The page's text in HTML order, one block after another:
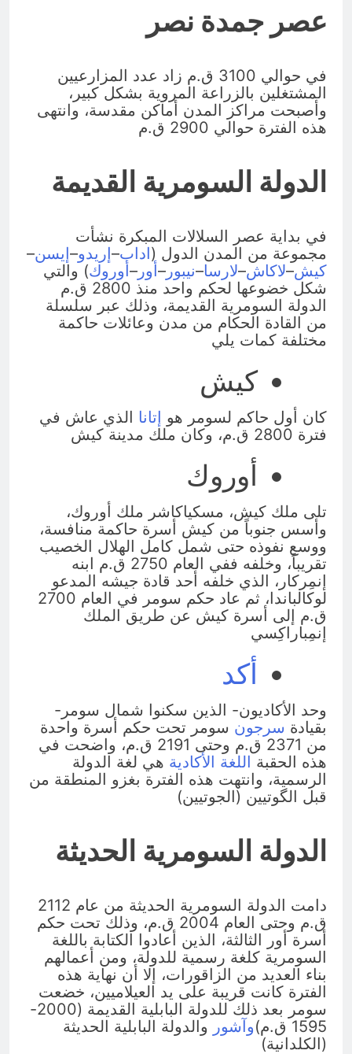
عصر جمدة نصر
في حوالي 3100 ق.م زاد عدد المزارعيين
المشتغلين بالزراعة المروية بشكل كبير،
وأصبحت مراكز المدن أماكن مقدسة، وانتهى
هذه الفترة حوالي 2900 ق.م
الدولة السومرية القديمة
في بداية عصر السلالات المبكرة نشأت
مجموعة من المدن الدول (اداب–إريدو–إيسن–
كيش–لاكاش–لارسا–نيبور –أور –أوروك) والتي
شكل خضوعها لحكم واحد منذ 2800 ق.م
الدولة السومرية القديمة، وذلك عبر سلسلة
من القادة الحكام من مدن وعائلات حاكمة
مختلفة كمات يلي
كيش
كان أول حاكم لسومر هو إتانا الذي عاش في
فترة 2800 ق.م، وكان ملك مدينة كيش
أوروك
تلى ملك كيش، مسكياكاشر ملك أوروك،
وأسس جنوباً من كيش أسرة حاكمة منافسة،
ووسع نفوذه حتى شمل كامل الهلال الخصيب
تقريباً، وخلفه ففي العام 2750 ق.م ابنه
إنمِركار، الذي خلفه أحد قادة جيشه المدعو
لوكالباندا، ثم عاد حكم سومر في العام 2700
ق.م إلى أسرة كيش عن طريق الملك
إنمِباراكِسي
أكد
وحد الأكاديون- الذين سكنوا شمال سومر-
بقيادة سرجون سومر تحت حكم أسرة واحدة
من 2371 ق.م وحتى 2191 ق.م، واضحت في
هذه الحقبة اللغة الأكادية هي لغة الدولة
الرسمية، وانتهت هذه الفترة بغزو المنطقة من
قبل الگوتيين (الجوتيين)
الدولة السومرية الحديثة
دامت الدولة السومرية الحديثة من عام 2112
ق.م وحتى العام 2004 ق.م، وذلك تحت حكم
أسرة أور الثالثة، الذين أعادوا الكتابة باللغة
السومرية كلغة رسمية للدولة، ومن أعمالهم
بناء العديد من الزاقورات، إلا أن نهاية هذه
الفترة كانت قريبة على يد العيلاميين، خضعت
سومر بعد ذلك للدولة البابلية القديمة (2000-
1595 ق.م)
وآشور والدولة البابلية الحديثة
(الكلدانية)